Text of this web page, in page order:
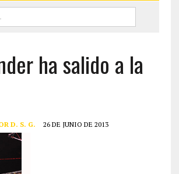
ha salido a la
D. S. G. 26 DE JUNIO DE 2013